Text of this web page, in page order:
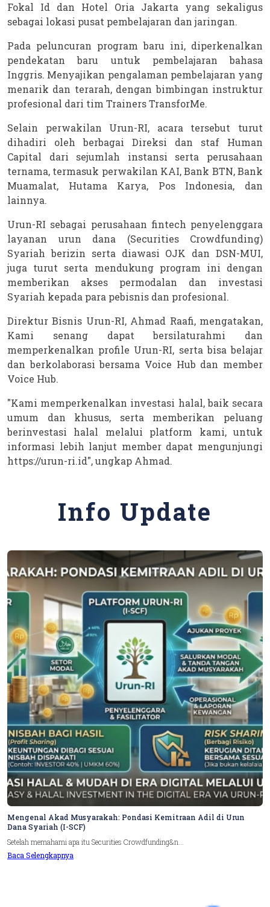
Fokal Id dan Hotel Oria Jakarta yang sekaligus
sebagai lokasi pusat pembelajaran dan jaringan.
Pada peluncuran program baru ini, diperkenalkan
pendekatan baru untuk pembelajaran bahasa
Inggris. Menyajikan pengalaman pembelajaran yang
menarik dan terarah, dengan bimbingan instruktur
profesional dari tim Trainers TransforMe.
Selain perwakilan Urun-RI, acara tersebut turut
dihadiri oleh berbagai Direksi dan staf Human
Capital dari sejumlah instansi serta perusahaan
ternama, termasuk perwakilan KAI, Bank BTN, Bank
Muamalat, Hutama Karya, Pos Indonesia, dan
lainnya.
Urun-RI sebagai perusahaan fintech penyelenggara
layanan urun dana (Securities Crowdfunding)
Syariah berizin serta diawasi OJK dan DSN-MUI,
juga turut serta mendukung program ini dengan
memberikan akses permodalan dan investasi
Syariah kepada para pebisnis dan profesional.
Direktur Bisnis Urun-RI, Ahmad Raafi, mengatakan,
Kami senang dapat bersilaturahmi dan
memperkenalkan profile Urun-RI, serta bisa belajar
dan berkolaborasi bersama Voice Hub dan member
Voice Hub.
"Kami memperkenalkan investasi halal, baik secara
umum dan khusus, serta memberikan peluang
berinvestasi halal melalui platform kami, untuk
informasi lebih lanjut member dapat mengunjungi
https://urun-ri.id", ungkap Ahmad.
Info Update
Mengenal Akad Musyarakah: Pondasi Kemitraan Adil di Urun
Dana Syariah (I-SCF)
Setelah memahami apa itu Securities Crowdfunding&n...
Baca Selengkapnya